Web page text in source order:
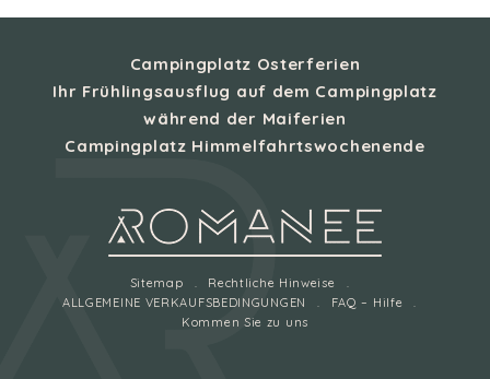
Campingplatz Osterferien
Ihr Frühlingsausflug auf dem Campingplatz
während der Maiferien
Campingplatz Himmelfahrtswochenende
Sitemap
Rechtliche Hinweise
ALLGEMEINE VERKAUFSBEDINGUNGEN
FAQ – Hilfe
Kommen Sie zu uns